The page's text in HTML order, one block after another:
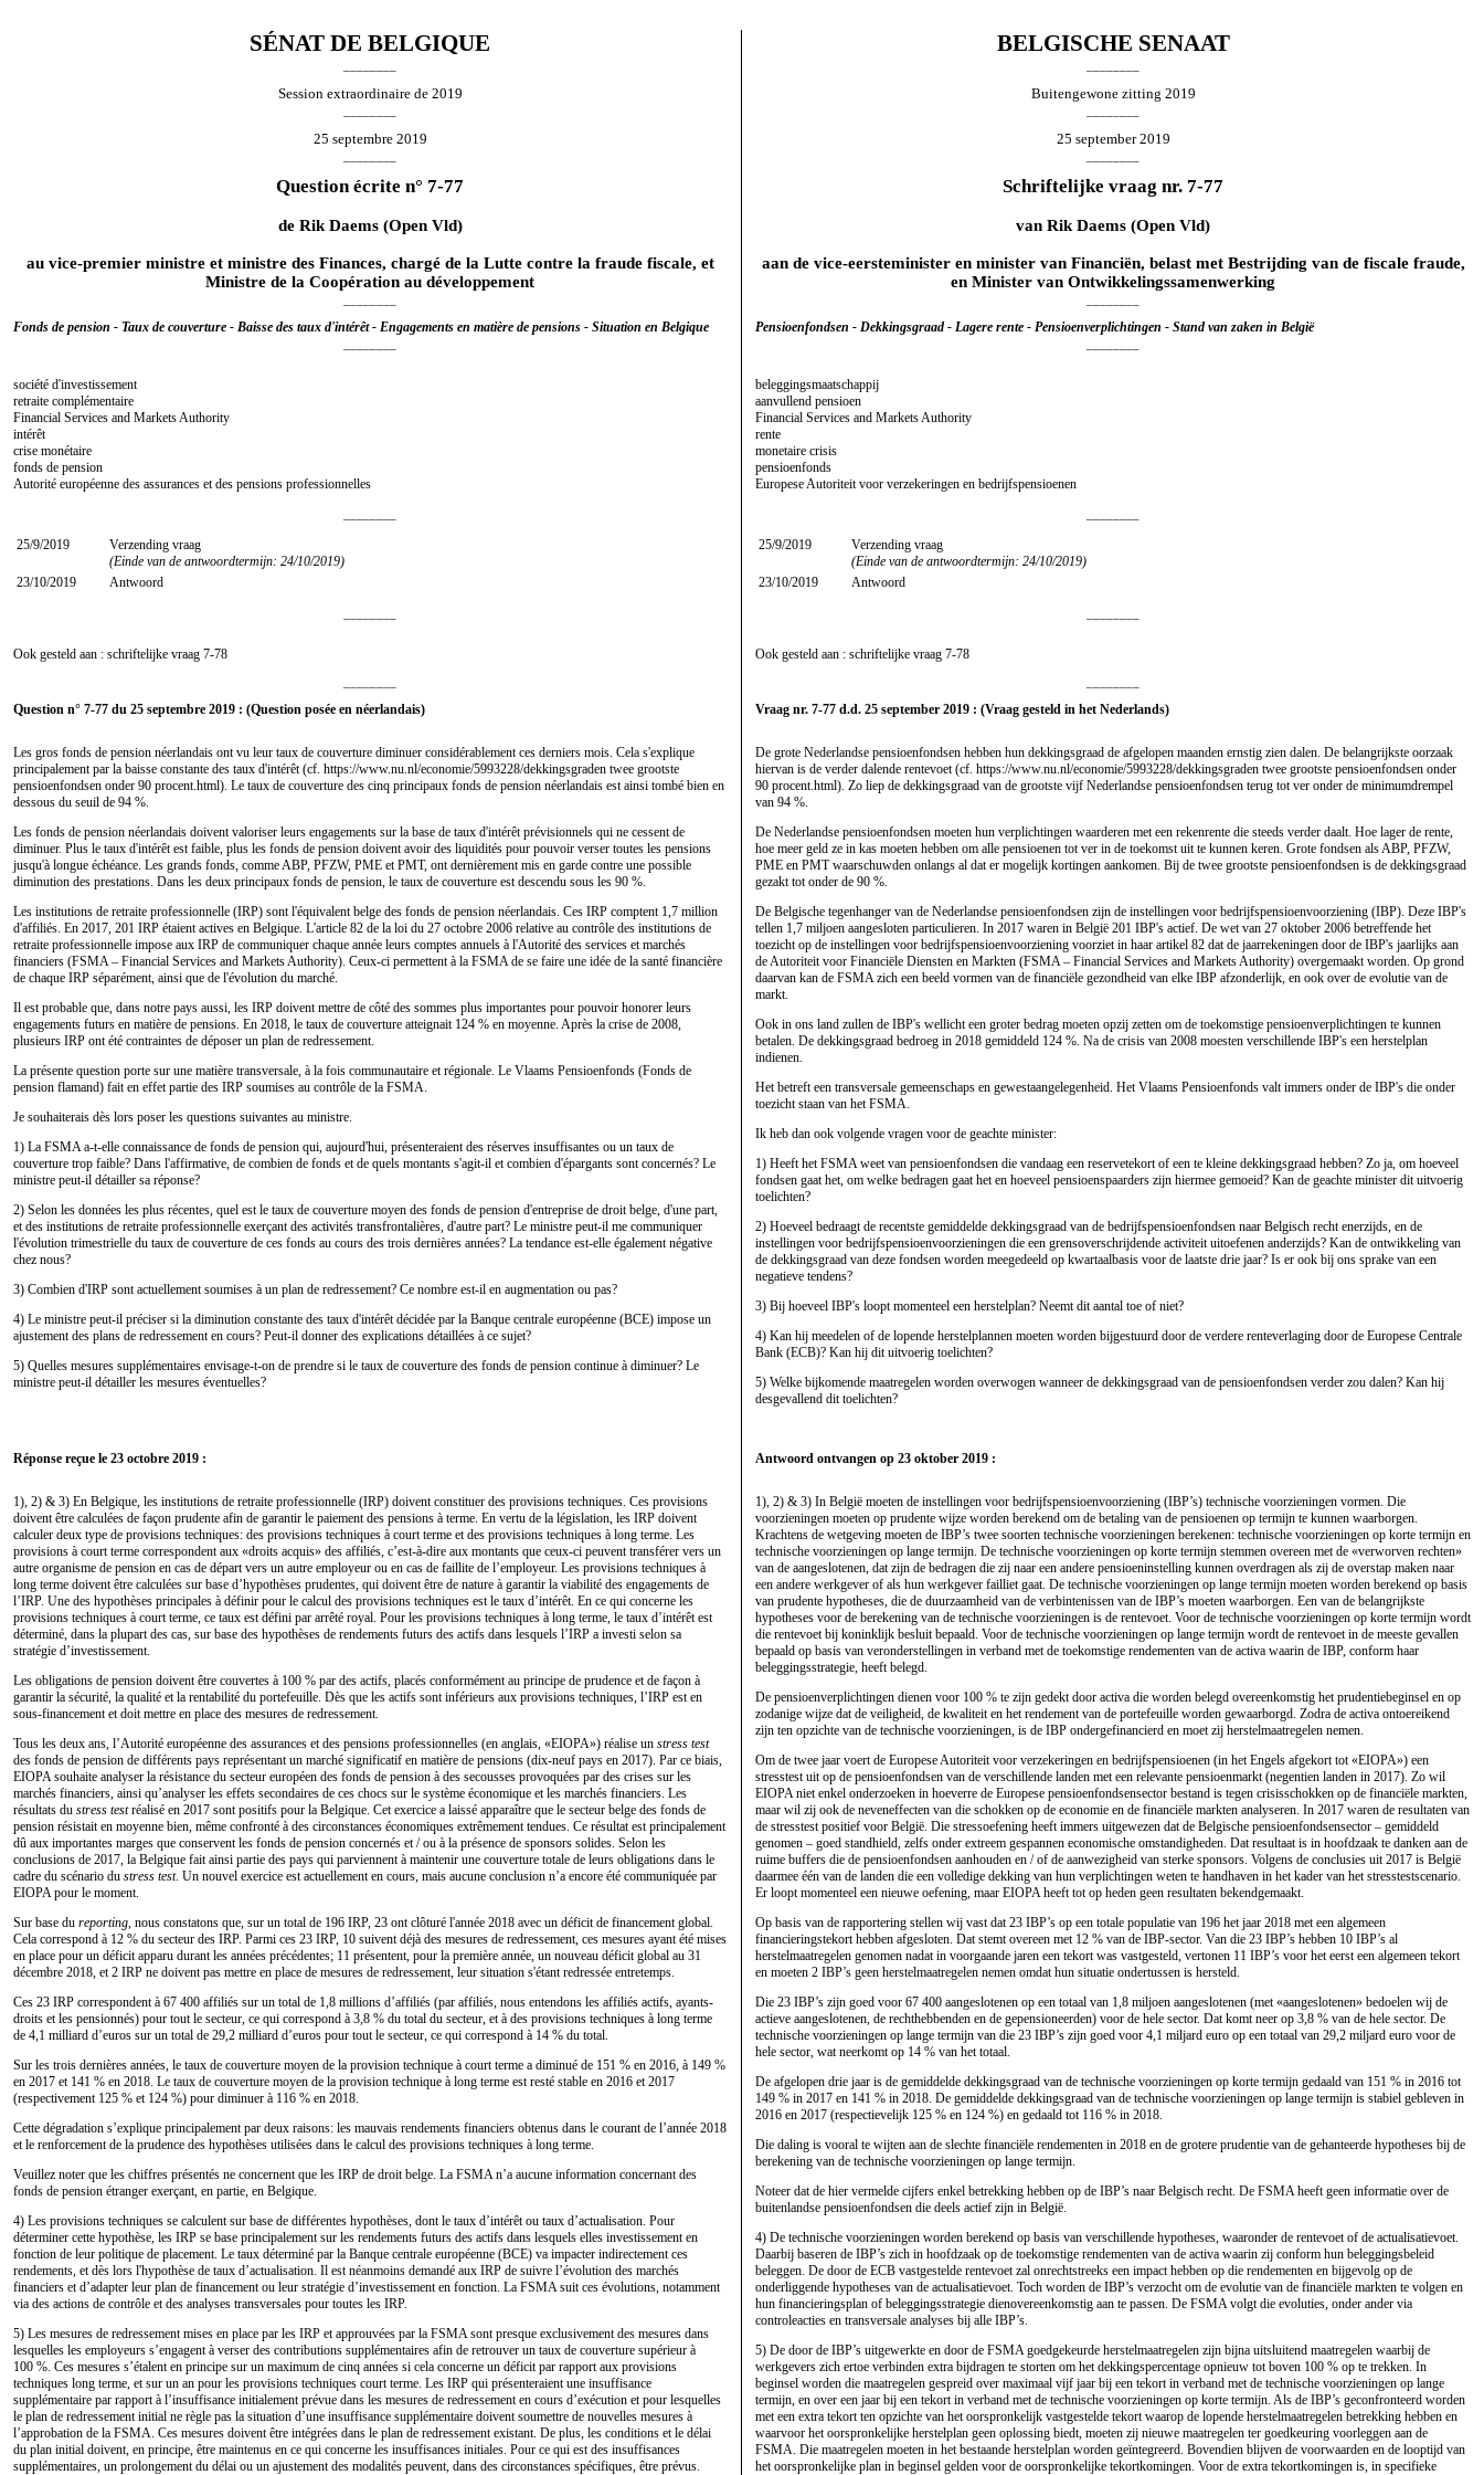
SÉNAT DE BELGIQUE BELGISCHE SENAAT
Session extraordinaire de 2019 Buitengewone zitting 2019
25 septembre 2019 25 september 2019
Question écrite n° 7-77 Schriftelijke vraag nr. 7-77
de Rik Daems(Open Vld) van Rik Daems (Open Vld)
au vice-premier ministre et ministre des Finances, chargé de la Lutte contre la fraude fiscale, et
Ministre de la Coopération au développement
aan de vice-eersteminister en minister van Financiën, belast met Bestrijding van de fiscale fraude,
en Minister van Ontwikkelingssamenwerking
Fonds de pension - Taux de couverture - Baisse des taux d'intérêt - Engagements en matière de pensions - Situation en Belgique Pensioenfondsen - Dekkingsgraad - Lagere rente - Pensioenverplichtingen - Stand van zaken in België
société d'investissement
retraite complémentaire
Financial Services and Markets Authority
intérêt
crise monétaire
fonds de pension
Autorité européenne des assurances et des pensions professionnelles
beleggingsmaatschappij
aanvullend pensioen
Financial Services and Markets Authority
rente
monetaire crisis
pensioenfonds
Europese Autoriteit voor verzekeringen en bedrijfspensioenen
25/9/2019
Verzending vraag
(Einde van de antwoordtermijn: 24/10/2019)
23/10/2019
Antwoord
25/9/2019
Verzending vraag
(Einde van de antwoordtermijn: 24/10/2019)
23/10/2019
Antwoord
Ook gesteld aan : schriftelijke vraag 7-78 Ook gesteld aan : schriftelijke vraag 7-78
Question n° 7-77 du 25 septembre 2019 : (Question posée en néerlandais) Vraag nr. 7-77 d.d. 25 september 2019 : (Vraag gesteld in het Nederlands)
Les gros fonds de pension néerlandais ont vu leur taux de couverture diminuer considérablement ces derniers mois. Cela s'explique
principalement par la baisse constante des taux d'intérêt (cf. https://www.nu.nl/economie/5993228/dekkingsgraden twee grootste
pensioenfondsen onder 90 procent.html). Le taux de couverture des cinq principaux fonds de pension néerlandais est ainsi tombé bien en
dessous du seuil de 94 %.
Les fonds de pension néerlandais doivent valoriser leurs engagements sur la base de taux d'intérêt prévisionnels qui ne cessent de
diminuer. Plus le taux d'intérêt est faible, plus les fonds de pension doivent avoir des liquidités pour pouvoir verser toutes les pensions
jusqu'à longue échéance. Les grands fonds, comme ABP, PFZW, PME et PMT, ont dernièrement mis en garde contre une possible
diminution des prestations. Dans les deux principaux fonds de pension, le taux de couverture est descendu sous les 90 %.
Les institutions de retraite professionnelle (IRP) sont l'équivalent belge des fonds de pension néerlandais. Ces IRP comptent 1,7 million
d'affiliés. En 2017, 201 IRP étaient actives en Belgique. L'article 82 de la loi du 27 octobre 2006 relative au contrôle des institutions de
retraite professionnelle impose aux IRP de communiquer chaque année leurs comptes annuels à l'Autorité des services et marchés
financiers (FSMA – Financial Services and Markets Authority). Ceux-ci permettent à la FSMA de se faire une idée de la santé financière
de chaque IRP séparément, ainsi que de l'évolution du marché.
Il est probable que, dans notre pays aussi, les IRP doivent mettre de côté des sommes plus importantes pour pouvoir honorer leurs
engagements futurs en matière de pensions. En 2018, le taux de couverture atteignait 124 % en moyenne. Après la crise de 2008,
plusieurs IRP ont été contraintes de déposer un plan de redressement.
La présente question porte sur une matière transversale, à la fois communautaire et régionale. Le Vlaams Pensioenfonds (Fonds de
pension flamand) fait en effet partie des IRP soumises au contrôle de la FSMA.
Je souhaiterais dès lors poser les questions suivantes au ministre.
1) La FSMA a-t-elle connaissance de fonds de pension qui, aujourd'hui, présenteraient des réserves insuffisantes ou un taux de
couverture trop faible? Dans l'affirmative, de combien de fonds et de quels montants s'agit-il et combien d'épargants sont concernés? Le
ministre peut-il détailler sa réponse?
2) Selon les données les plus récentes, quel est le taux de couverture moyen des fonds de pension d'entreprise de droit belge, d'une part,
et des institutions de retraite professionnelle exerçant des activités transfrontalières, d'autre part? Le ministre peut-il me communiquer
l'évolution trimestrielle du taux de couverture de ces fonds au cours des trois dernières années? La tendance est-elle également négative
chez nous?
3) Combien d'IRP sont actuellement soumises à un plan de redressement? Ce nombre est-il en augmentation ou pas?
4) Le ministre peut-il préciser si la diminution constante des taux d'intérêt décidée par la Banque centrale européenne (BCE) impose un
ajustement des plans de redressement en cours? Peut-il donner des explications détaillées à ce sujet?
5) Quelles mesures supplémentaires envisage-t-on de prendre si le taux de couverture des fonds de pension continue à diminuer? Le
ministre peut-il détailler les mesures éventuelles?
De grote Nederlandse pensioenfondsen hebben hun dekkingsgraad de afgelopen maanden ernstig zien dalen. De belangrijkste oorzaak
hiervan is de verder dalende rentevoet (cf. https://www.nu.nl/economie/5993228/dekkingsgraden twee grootste pensioenfondsen onder
90 procent.html). Zo liep de dekkingsgraad van de grootste vijf Nederlandse pensioenfondsen terug tot ver onder de minimumdrempel
van 94 %.
De Nederlandse pensioenfondsen moeten hun verplichtingen waarderen met een rekenrente die steeds verder daalt. Hoe lager de rente,
hoe meer geld ze in kas moeten hebben om alle pensioenen tot ver in de toekomst uit te kunnen keren. Grote fondsen als ABP, PFZW,
PME en PMT waarschuwden onlangs al dat er mogelijk kortingen aankomen. Bij de twee grootste pensioenfondsen is de dekkingsgraad
gezakt tot onder de 90 %.
De Belgische tegenhanger van de Nederlandse pensioenfondsen zijn de instellingen voor bedrijfspensioenvoorziening (IBP). Deze IBP's
tellen 1,7 miljoen aangesloten particulieren. In 2017 waren in België 201 IBP's actief. De wet van 27 oktober 2006 betreffende het
toezicht op de instellingen voor bedrijfspensioenvoorziening voorziet in haar artikel 82 dat de jaarrekeningen door de IBP's jaarlijks aan
de Autoriteit voor Financiële Diensten en Markten (FSMA – Financial Services and Markets Authority) overgemaakt worden. Op grond
daarvan kan de FSMA zich een beeld vormen van de financiële gezondheid van elke IBP afzonderlijk, en ook over de evolutie van de
markt.
Ook in ons land zullen de IBP's wellicht een groter bedrag moeten opzij zetten om de toekomstige pensioenverplichtingen te kunnen
betalen. De dekkingsgraad bedroeg in 2018 gemiddeld 124 %. Na de crisis van 2008 moesten verschillende IBP's een herstelplan
indienen.
Het betreft een transversale gemeenschaps en gewestaangelegenheid. Het Vlaams Pensioenfonds valt immers onder de IBP's die onder
toezicht staan van het FSMA.
Ik heb dan ook volgende vragen voor de geachte minister:
1) Heeft het FSMA weet van pensioenfondsen die vandaag een reservetekort of een te kleine dekkingsgraad hebben? Zo ja, om hoeveel
fondsen gaat het, om welke bedragen gaat het en hoeveel pensioenspaarders zijn hiermee gemoeid? Kan de geachte minister dit uitvoerig
toelichten?
2) Hoeveel bedraagt de recentste gemiddelde dekkingsgraad van de bedrijfspensioenfondsen naar Belgisch recht enerzijds, en de
instellingen voor bedrijfspensioenvoorzieningen die een grensoverschrijdende activiteit uitoefenen anderzijds? Kan de ontwikkeling van
de dekkingsgraad van deze fondsen worden meegedeeld op kwartaalbasis voor de laatste drie jaar? Is er ook bij ons sprake van een
negatieve tendens?
3) Bij hoeveel IBP's loopt momenteel een herstelplan? Neemt dit aantal toe of niet?
4) Kan hij meedelen of de lopende herstelplannen moeten worden bijgestuurd door de verdere renteverlaging door de Europese Centrale
Bank (ECB)? Kan hij dit uitvoerig toelichten?
5) Welke bijkomende maatregelen worden overwogen wanneer de dekkingsgraad van de pensioenfondsen verder zou dalen? Kan hij
desgevallend dit toelichten?
Réponse reçue le 23 octobre 2019 : Antwoord ontvangen op 23 oktober 2019 :
1), 2) & 3) En Belgique, les institutions de retraite professionnelle (IRP) doivent constituer des provisions techniques. Ces provisions
doivent être calculées de façon prudente afin de garantir le paiement des pensions à terme. En vertu de la législation, les IRP doivent
calculer deux type de provisions techniques: des provisions techniques à court terme et des provisions techniques à long terme. Les
provisions à court terme correspondent aux «droits acquis» des affiliés, c’est-à-dire aux montants que ceux-ci peuvent transférer vers un
autre organisme de pension en cas de départ vers un autre employeur ou en cas de faillite de l’employeur. Les provisions techniques à
long terme doivent être calculées sur base d’hypothèses prudentes, qui doivent être de nature à garantir la viabilité des engagements de
l’IRP. Une des hypothèses principales à définir pour le calcul des provisions techniques est le taux d’intérêt. En ce qui concerne les
provisions techniques à court terme, ce taux est défini par arrêté royal. Pour les provisions techniques à long terme, le taux d’intérêt est
déterminé, dans la plupart des cas, sur base des hypothèses de rendements futurs des actifs dans lesquels l’IRP a investi selon sa
stratégie d’investissement.
Les obligations de pension doivent être couvertes à 100 % par des actifs, placés conformément au principe de prudence et de façon à
garantir la sécurité, la qualité et la rentabilité du portefeuille. Dès que les actifs sont inférieurs aux provisions techniques, l’IRP est en
sous-financement et doit mettre en place des mesures de redressement.
Tous les deux ans, l’Autorité européenne des assurances et des pensions professionnelles (en anglais, «EIOPA») réalise un stress test
des fonds de pension de différents pays représentant un marché significatif en matière de pensions (dix-neuf pays en 2017). Par ce biais,
EIOPA souhaite analyser la résistance du secteur européen des fonds de pension à des secousses provoquées par des crises sur les
marchés financiers, ainsi qu’analyser les effets secondaires de ces chocs sur le système économique et les marchés financiers. Les
résultats du stress testréalisé en 2017 sont positifs pour la Belgique. Cet exercice a laissé apparaître que le secteur belge des fonds de
pension résistait en moyenne bien, même confronté à des circonstances économiques extrêmement tendues. Ce résultat est principalement
dû aux importantes marges que conservent les fonds de pension concernés et / ou à la présence de sponsors solides. Selon les
conclusions de 2017, la Belgique fait ainsi partie des pays qui parviennent à maintenir une couverture totale de leurs obligations dans le
cadre du scénario du stress test. Un nouvel exercice est actuellement en cours, mais aucune conclusion n’a encore été communiquée par
EIOPA pour le moment.
Sur base du reporting , nous constatons que, sur un total de 196 IRP, 23 ont clôturé l'année 2018 avec un déficit de financement global.
Cela correspond à 12 % du secteur des IRP. Parmi ces 23 IRP, 10 suivent déjà des mesures de redressement, ces mesures ayant été mises
en place pour un déficit apparu durant les années précédentes; 11 présentent, pour la première année, un nouveau déficit global au 31
décembre 2018, et 2 IRP ne doivent pas mettre en place de mesures de redressement, leur situation s'étant redressée entretemps.
Ces 23 IRP correspondent à 67 400 affiliés sur un total de 1,8 millions d’affiliés (par affiliés, nous entendons les affiliés actifs, ayants-
droits et les pensionnés) pour tout le secteur, ce qui correspond à 3,8 % du total du secteur, et à des provisions techniques à long terme
de 4,1 milliard d’euros sur un total de 29,2 milliard d’euros pour tout le secteur, ce qui correspond à 14 % du total.
Sur les trois dernières années, le taux de couverture moyen de la provision technique à court terme a diminué de 151 % en 2016, à 149 %
en 2017 et 141 % en 2018. Le taux de couverture moyen de la provision technique à long terme est resté stable en 2016 et 2017
(respectivement 125 % et 124 %) pour diminuer à 116 % en 2018.
Cette dégradation s’explique principalement par deux raisons: les mauvais rendements financiers obtenus dans le courant de l’année 2018
et le renforcement de la prudence des hypothèses utilisées dans le calcul des provisions techniques à long terme.
Veuillez noter que les chiffres présentés ne concernent que les IRP de droit belge. La FSMA n’a aucune information concernant des
fonds de pension étranger exerçant, en partie, en Belgique.
4) Les provisions techniques se calculent sur base de différentes hypothèses, dont le taux d’intérêt ou taux d’actualisation. Pour
déterminer cette hypothèse, les IRP se base principalement sur les rendements futurs des actifs dans lesquels elles investissement en
fonction de leur politique de placement. Le taux déterminé par la Banque centrale européenne (BCE) va impacter indirectement ces
rendements, et dès lors l'hypothèse de taux d’actualisation. Il est néanmoins demandé aux IRP de suivre l’évolution des marchés
financiers et d’adapter leur plan de financement ou leur stratégie d’investissement en fonction. La FSMA suit ces évolutions, notamment
via des actions de contrôle et des analyses transversales pour toutes les IRP.
5) Les mesures de redressement mises en place par les IRP et approuvées par la FSMA sont presque exclusivement des mesures dans
lesquelles les employeurs s’engagent à verser des contributions supplémentaires afin de retrouver un taux de couverture supérieur à
100 %. Ces mesures s’étalent en principe sur un maximum de cinq années si cela concerne un déficit par rapport aux provisions
techniques long terme, et sur un an pour les provisions techniques court terme. Les IRP qui présenteraient une insuffisance
supplémentaire par rapport à l’insuffisance initialement prévue dans les mesures de redressement en cours d’exécution et pour lesquelles
le plan de redressement initial ne règle pas la situation d’une insuffisance supplémentaire doivent soumettre de nouvelles mesures à
l’approbation de la FSMA. Ces mesures doivent être intégrées dans le plan de redressement existant. De plus, les conditions et le délai
du plan initial doivent, en principe, être maintenus en ce qui concerne les insuffisances initiales. Pour ce qui est des insuffisances
supplémentaires, un prolongement du délai ou un ajustement des modalités peuvent, dans des circonstances spécifiques, être prévus.
1), 2) & 3) In België moeten de instellingen voor bedrijfspensioenvoorziening (IBP’s) technische voorzieningen vormen. Die
voorzieningen moeten op prudente wijze worden berekend om de betaling van de pensioenen op termijn te kunnen waarborgen.
Krachtens de wetgeving moeten de IBP’s twee soorten technische voorzieningen berekenen: technische voorzieningen op korte termijn en
technische voorzieningen op lange termijn. De technische voorzieningen op korte termijn stemmen overeen met de «verworven rechten»
van de aangeslotenen, dat zijn de bedragen die zij naar een andere pensioeninstelling kunnen overdragen als zij de overstap maken naar
een andere werkgever of als hun werkgever failliet gaat. De technische voorzieningen op lange termijn moeten worden berekend op basis
van prudente hypotheses, die de duurzaamheid van de verbintenissen van de IBP’s moeten waarborgen. Een van de belangrijkste
hypotheses voor de berekening van de technische voorzieningen is de rentevoet. Voor de technische voorzieningen op korte termijn wordt
die rentevoet bij koninklijk besluit bepaald. Voor de technische voorzieningen op lange termijn wordt de rentevoet in de meeste gevallen
bepaald op basis van veronderstellingen in verband met de toekomstige rendementen van de activa waarin de IBP, conform haar
beleggingsstrategie, heeft belegd.
De pensioenverplichtingen dienen voor 100 % te zijn gedekt door activa die worden belegd overeenkomstig het prudentiebeginsel en op
zodanige wijze dat de veiligheid, de kwaliteit en het rendement van de portefeuille worden gewaarborgd. Zodra de activa ontoereikend
zijn ten opzichte van de technische voorzieningen, is de IBP ondergefinancierd en moet zij herstelmaatregelen nemen.
Om de twee jaar voert de Europese Autoriteit voor verzekeringen en bedrijfspensioenen (in het Engels afgekort tot «EIOPA») een
stresstest uit op de pensioenfondsen van de verschillende landen met een relevante pensioenmarkt (negentien landen in 2017). Zo wil
EIOPA niet enkel onderzoeken in hoeverre de Europese pensioenfondsensector bestand is tegen crisisschokken op de financiële markten,
maar wil zij ook de neveneffecten van die schokken op de economie en de financiële markten analyseren. In 2017 waren de resultaten van
de stresstest positief voor België. Die stressoefening heeft immers uitgewezen dat de Belgische pensioenfondsensector – gemiddeld
genomen – goed standhield, zelfs onder extreem gespannen economische omstandigheden. Dat resultaat is in hoofdzaak te danken aan de
ruime buffers die de pensioenfondsen aanhouden en / of de aanwezigheid van sterke sponsors. Volgens de conclusies uit 2017 is België
daarmee één van de landen die een volledige dekking van hun verplichtingen weten te handhaven in het kader van het stresstestscenario.
Er loopt momenteel een nieuwe oefening, maar EIOPA heeft tot op heden geen resultaten bekendgemaakt.
Op basis van de rapportering stellen wij vast dat 23 IBP’s op een totale populatie van 196 het jaar 2018 met een algemeen
financieringstekort hebben afgesloten. Dat stemt overeen met 12 % van de IBP-sector. Van die 23 IBP’s hebben 10 IBP’s al
herstelmaatregelen genomen nadat in voorgaande jaren een tekort was vastgesteld, vertonen 11 IBP’s voor het eerst een algemeen tekort
en moeten 2 IBP’s geen herstelmaatregelen nemen omdat hun situatie ondertussen is hersteld.
Die 23 IBP’s zijn goed voor 67 400 aangeslotenen op een totaal van 1,8 miljoen aangeslotenen (met «aangeslotenen» bedoelen wij de
actieve aangeslotenen, de rechthebbenden en de gepensioneerden) voor de hele sector. Dat komt neer op 3,8 % van de hele sector. De
technische voorzieningen op lange termijn van die 23 IBP’s zijn goed voor 4,1 miljard euro op een totaal van 29,2 miljard euro voor de
hele sector, wat neerkomt op 14 % van het totaal.
De afgelopen drie jaar is de gemiddelde dekkingsgraad van de technische voorzieningen op korte termijn gedaald van 151 % in 2016 tot
149 % in 2017 en 141 % in 2018. De gemiddelde dekkingsgraad van de technische voorzieningen op lange termijn is stabiel gebleven in
2016 en 2017 (respectievelijk 125 % en 124 %) en gedaald tot 116 % in 2018.
Die daling is vooral te wijten aan de slechte financiële rendementen in 2018 en de grotere prudentie van de gehanteerde hypotheses bij de
berekening van de technische voorzieningen op lange termijn.
Noteer dat de hier vermelde cijfers enkel betrekking hebben op de IBP’s naar Belgisch recht. De FSMA heeft geen informatie over de
buitenlandse pensioenfondsen die deels actief zijn in België.
4) De technische voorzieningen worden berekend op basis van verschillende hypotheses, waaronder de rentevoet of de actualisatievoet.
Daarbij baseren de IBP’s zich in hoofdzaak op de toekomstige rendementen van de activa waarin zij conform hun beleggingsbeleid
beleggen. De door de ECB vastgestelde rentevoet zal onrechtstreeks een impact hebben op die rendementen en bijgevolg op de
onderliggende hypotheses van de actualisatievoet. Toch worden de IBP’s verzocht om de evolutie van de financiële markten te volgen en
hun financieringsplan of beleggingsstrategie dienovereenkomstig aan te passen. De FSMA volgt die evoluties, onder ander via
controleacties en transversale analyses bij alle IBP’s.
5) De door de IBP’s uitgewerkte en door de FSMA goedgekeurde herstelmaatregelen zijn bijna uitsluitend maatregelen waarbij de
werkgevers zich ertoe verbinden extra bijdragen te storten om het dekkingspercentage opnieuw tot boven 100 % op te trekken. In
beginsel worden die maatregelen gespreid over maximaal vijf jaar bij een tekort in verband met de technische voorzieningen op lange
termijn, en over een jaar bij een tekort in verband met de technische voorzieningen op korte termijn. Als de IBP’s geconfronteerd worden
met een extra tekort ten opzichte van het oorspronkelijk vastgestelde tekort waarop de lopende herstelmaatregelen betrekking hebben en
waarvoor het oorspronkelijke herstelplan geen oplossing biedt, moeten zij nieuwe maatregelen ter goedkeuring voorleggen aan de
FSMA. Die maatregelen moeten in het bestaande herstelplan worden geïntegreerd. Bovendien blijven de voorwaarden en de looptijd van
het oorspronkelijke plan in beginsel gelden voor de oorspronkelijke tekortkomingen. Voor de extra tekortkomingen is, in specifieke